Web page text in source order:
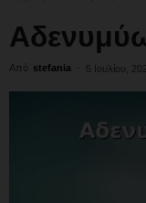
Από stefania - 5 Ιουλίου,